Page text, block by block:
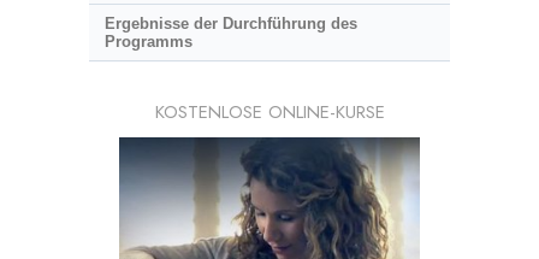
Ergebnisse der Durchführung des
Programms
KOSTENLOSE ONLINE-KURSE